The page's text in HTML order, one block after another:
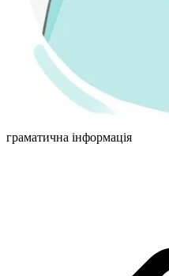
граматична інформація